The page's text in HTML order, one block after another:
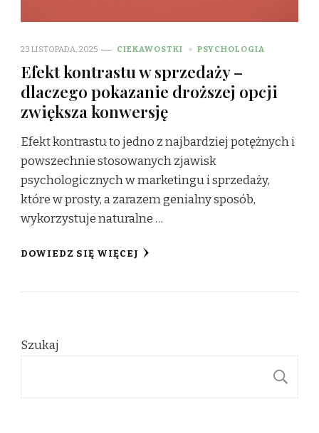
23 LISTOPADA, 2025 CIEKAWOSTKI PSYCHOLOGIA
Efekt kontrastu w sprzedaży –
dlaczego pokazanie droższej opcji
zwiększa konwersję
Efekt kontrastu to jedno z najbardziej potężnych i
powszechnie stosowanych zjawisk
psychologicznych w marketingu i sprzedaży,
które w prosty, a zarazem genialny sposób,
wykorzystuje naturalne …
DOWIEDZ SIĘ WIĘCEJ
Szukaj